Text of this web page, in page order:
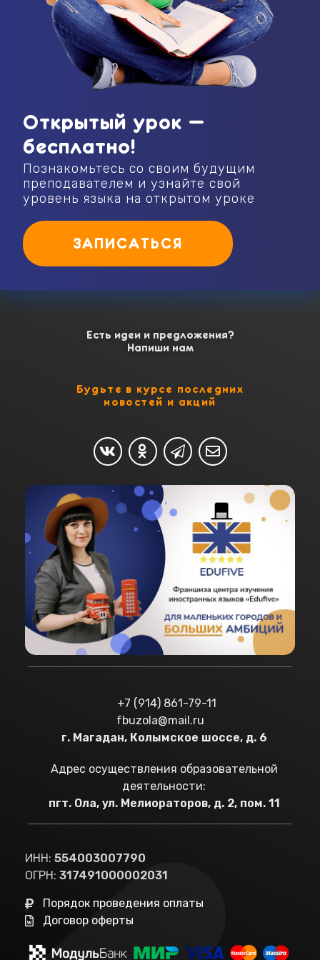
Открытый урок —
бесплатно!
Познакомьтесь со своим будущим
преподавателем и узнайте свой
уровень языка на открытом уроке
ЗАПИСАТЬСЯ
Есть идеи и предложения?
Напиши нам
Будьте в курсе последних
новостей и акций
+7 (914) 861-79-11
fbuzola@mail.ru
г. Магадан, Колымское шоссе, д. 6
Адрес осуществления образовательной
деятельности:
пгт. Ола, ул. Мелиораторов, д. 2, пом. 11
ИНН: 554003007790
ОГРН: 317491000002031
Порядок проведения оплаты
Договор оферты